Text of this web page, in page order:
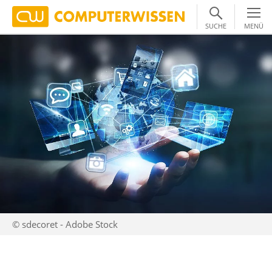
SUCHE MENÜ
© sdecoret - Adobe Stock